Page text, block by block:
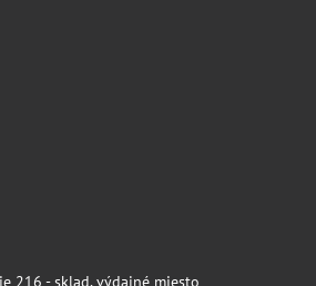
216 - sklad, výdajné miesto